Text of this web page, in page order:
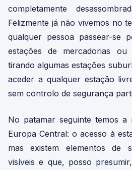
completamente
Felizmente já não vivemos no
qualquer pessoa passear-se
estações de mercadorias ou
tirando algumas estações
aceder a qualquer estação
sem controlo de segurança
No patamar seguinte temos a
Europa Central: o acesso à
mas existem elementos de
visíveis e que, posso